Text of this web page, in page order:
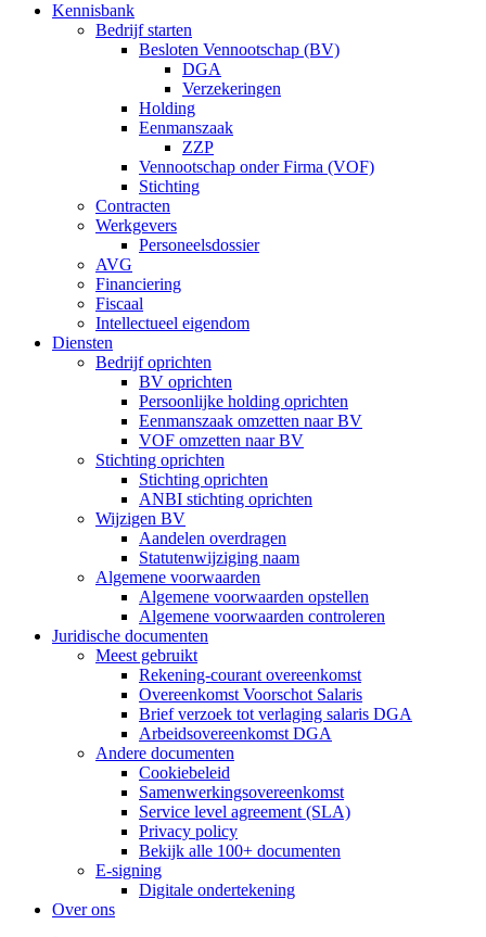
Kennisbank
Bedrijf starten
Besloten Vennootschap (BV)
DGA
Verzekeringen
Holding
Eenmanszaak
ZZP
Vennootschap onder Firma (VOF)
Stichting
Contracten
Werkgevers
Personeelsdossier
AVG
Financiering
Fiscaal
Intellectueel eigendom
Diensten
Bedrijf oprichten
BV oprichten
Persoonlijke holding oprichten
Eenmanszaak omzetten naar BV
VOF omzetten naar BV
Stichting oprichten
Stichting oprichten
ANBI stichting oprichten
Wijzigen BV
Aandelen overdragen
Statutenwijziging naam
Algemene voorwaarden
Algemene voorwaarden opstellen
Algemene voorwaarden controleren
Juridische documenten
Meest gebruikt
Rekening-courant overeenkomst
Overeenkomst Voorschot Salaris
Brief verzoek tot verlaging salaris DGA
Arbeidsovereenkomst DGA
Andere documenten
Cookiebeleid
Samenwerkingsovereenkomst
Service level agreement (SLA)
Privacy policy
Bekijk alle 100+ documenten
E-signing
Digitale ondertekening
Over ons